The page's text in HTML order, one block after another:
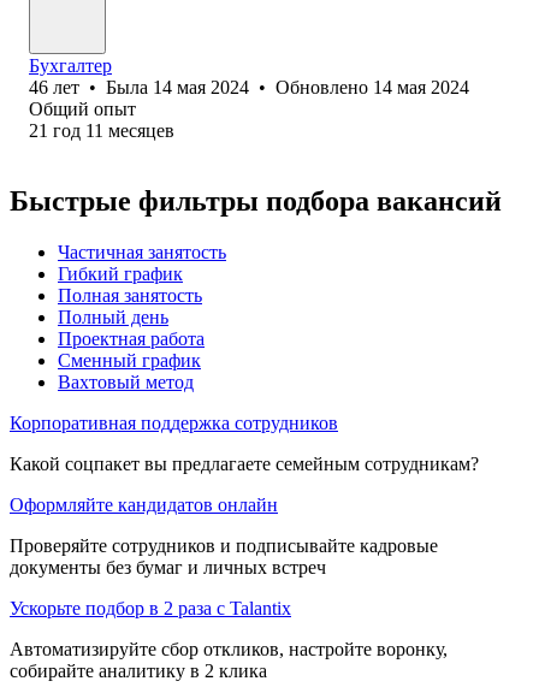
Бухгалтер
46 лет • Была 14 мая 2024 • Обновлено 14 мая 2024
Общий опыт
21 год 11 месяцев
Быстрые фильтры подбора вакансий
Частичная занятость
Гибкий график
Полная занятость
Полный день
Проектная работа
Сменный график
Вахтовый метод
Корпоративная поддержка сотрудников
Какой соцпакет вы предлагаете семейным сотрудникам?
Оформляйте кандидатов онлайн
Проверяйте сотрудников и подписывайте кадровые
документы без бумаг и личных встреч
Ускорьте подбор в 2 раза с Talantix
Автоматизируйте сбор откликов, настройте воронку,
собирайте аналитику в 2 клика